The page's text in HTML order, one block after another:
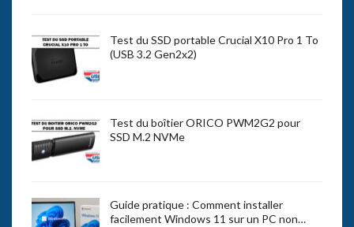
Test du SSD portable Crucial X10 Pro 1 To
(USB 3.2 Gen2x2)
Test du boîtier ORICO PWM2G2 pour
SSD M.2 NVMe
Guide pratique : Comment installer
facilement Windows 11 sur un PC non…